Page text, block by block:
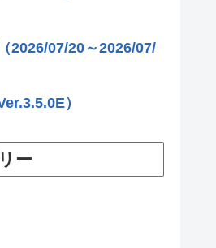
2026/07/20～2026/07/
）
ー